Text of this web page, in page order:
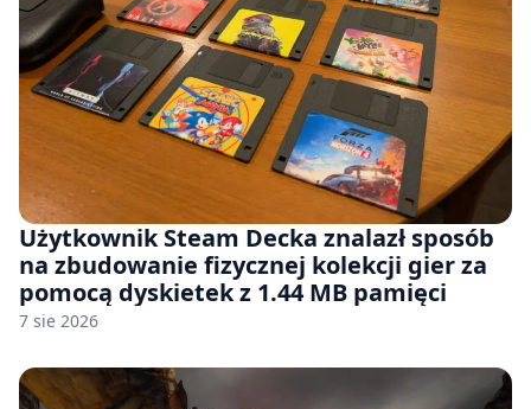
Użytkownik Steam Decka znalazł sposób
na zbudowanie fizycznej kolekcji gier za
pomocą dyskietek z 1.44 MB pamięci
7 sie 2026